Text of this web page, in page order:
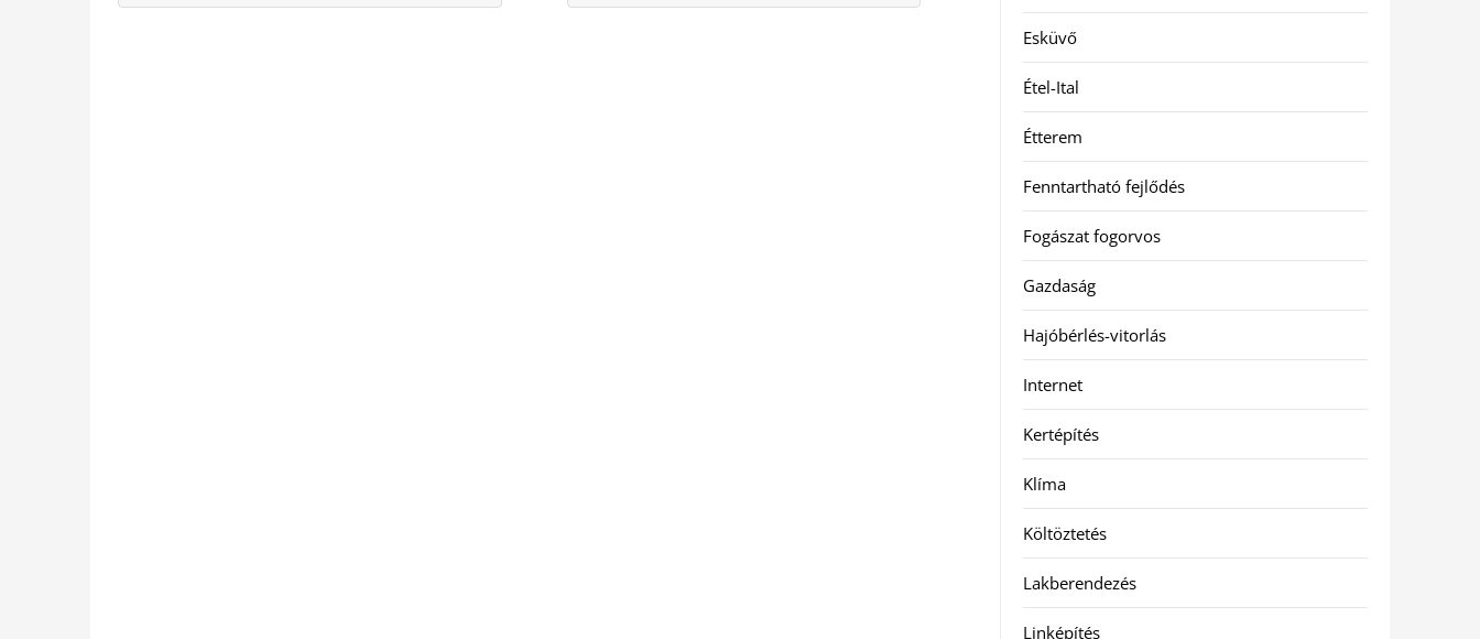
Esküvő
Étel-Ital
Étterem
Fenntartható fejlődés
Fogászat fogorvos
Gazdaság
Hajóbérlés-vitorlás
Internet
Kertépítés
Klíma
Költöztetés
Lakberendezés
Linképítés